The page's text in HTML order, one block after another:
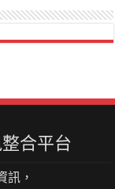
合平台
訊，